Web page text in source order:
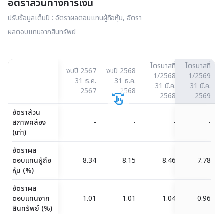
อัตราส่วนทางการเงิน
ปรับข้อมูลเต็มปี : อัตราผลตอบแทนผู้ถือหุ้น, อัตรา
ผลตอบแทนจากสินทรัพย์
งบปี 2567
31 ธ.ค.
2567
งบปี 2568
31 ธ.ค.
2568
ไตรมาสที่
1/2568
31 มี.ค.
2568
ไตรมาสที่
1/2569
31 มี.ค.
2569
อัตราส่วน
สภาพคล่อง
(เท่า)
- - - -
อัตราผล
ตอบแทนผู้ถือ
หุ้น (%)
8.34 8.15 8.46 7.78
อัตราผล
ตอบแทนจาก
สินทรัพย์ (%)
1.01 1.01 1.04 0.96
swipe